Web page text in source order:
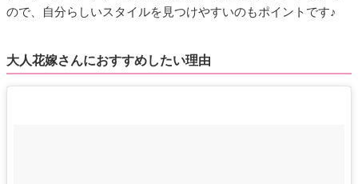
ので、自分らしいスタイルを見つけやすいのもポイントです♪
大人花嫁さんにおすすめしたい理由